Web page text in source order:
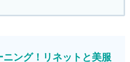
ニング！リネットと美服